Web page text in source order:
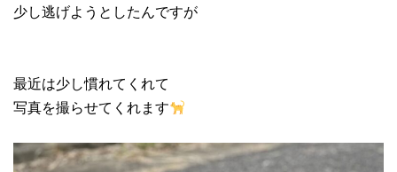
少し逃げようとしたんですが
最近は少し慣れてくれて
写真を撮らせてくれます